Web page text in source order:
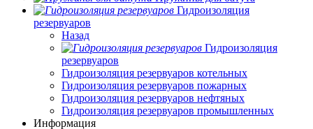
Гидроизоляция
резервуаров
Назад
Гидроизоляция
резервуаров
Гидроизоляция резервуаров котельных
Гидроизоляция резервуаров пожарных
Гидроизоляция резервуаров нефтяных
Гидроизоляция резервуаров промышленных
Информация